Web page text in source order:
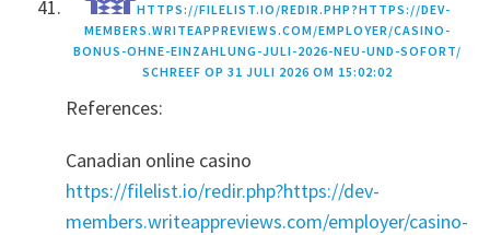
HTTPS://FILELIST.IO/REDIR.PHP?HTTPS://DEV-
MEMBERS.WRITEAPPREVIEWS.COM/EMPLOYER/CASINO-
BONUS-OHNE-EINZAHLUNG-JULI-2026-NEU-UND-SOFORT/
SCHREEF OP 31 JULI 2026 OM 15:02:02
References:
Canadian online casino
https://filelist.io/redir.php?https://dev-
members.writeappreviews.com/employer/casino-